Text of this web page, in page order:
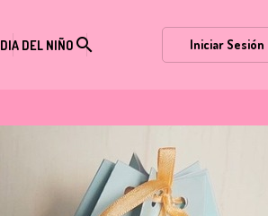
DIA DEL NIÑO search Iniciar Sesión